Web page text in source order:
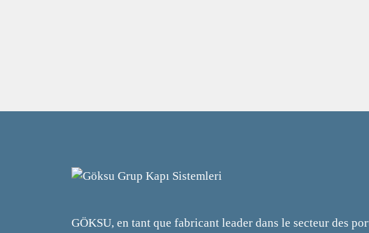
GÖKSU, en tant que fabricant leader dans le secteur des